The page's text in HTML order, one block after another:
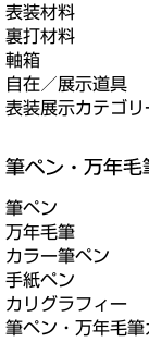
表装材料
裏打材料
軸箱
自在／展示道具
表装展示カテゴリ
筆ペン
万年毛筆
カラー筆ペン
手紙ペン
カリグラフィー
筆ペン・万年毛